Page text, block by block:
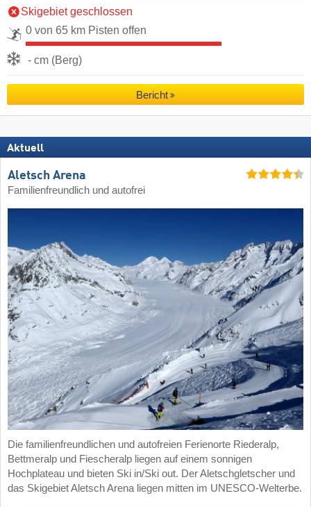
Skigebiet geschlossen
0 von 65 km Pisten offen
- cm (Berg)
Bericht
Aktuell
Aletsch Arena
Familienfreundlich und autofrei
Die familienfreundlichen und autofreien Ferienorte Riederalp,
Bettmeralp und Fiescheralp liegen auf einem sonnigen
Hochplateau und bieten Ski in/Ski out. Der Aletschgletscher und
das Skigebiet Aletsch Arena liegen mitten im UNESCO-Welterbe.